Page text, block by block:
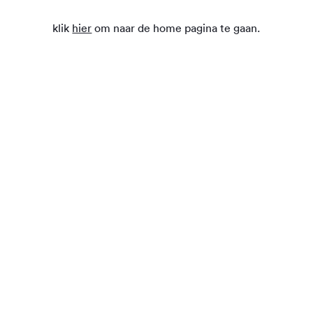
klik hier om naar de home pagina te gaan.